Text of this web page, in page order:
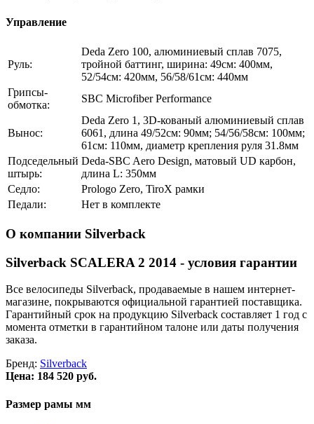
Управление
Руль:
Deda Zero 100, алюминиевый сплав 7075,
тройной баттинг, ширина: 49см: 400мм,
52/54см: 420мм, 56/58/61см: 440мм
Грипсы-
обмотка:
SBC Microfiber Performance
Вынос:
Deda Zero 1, 3D-кованый алюминиевый сплав
6061, длина 49/52см: 90мм; 54/56/58см: 100мм;
61см: 110мм, диаметр крепления руля 31.8мм
Подседельный
штырь:
Deda-SBC Aero Design, матовый UD карбон,
длина L: 350мм
Седло:
Prologo Zero, TiroX рамки
Педали:
Нет в комплекте
О компании Silverback
Silverback SCALERA 2 2014 - условия гарантии
Все велосипеды Silverback, продаваемые в нашем интернет-
магазине, покрываются официальной гарантией поставщика.
Гарантийный срок на продукцию Silverback составляет 1 год с
момента отметки в гарантийном талоне или даты получения
заказа.
Бренд: Silverback
Цена: 184 520 руб.
Размер рамы мм